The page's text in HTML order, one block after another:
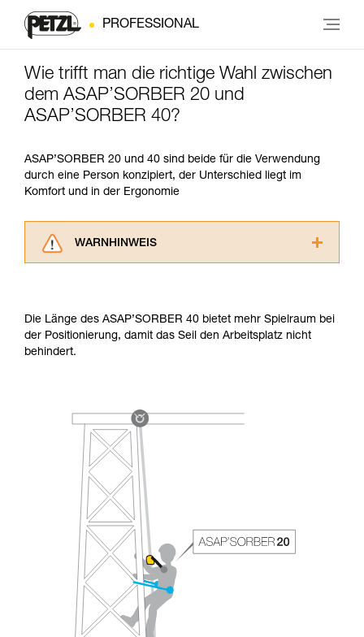
PROFESSIONAL
Wie trifft man die richtige Wahl zwischen
dem ASAP’SORBER 20 und
ASAP’SORBER 40?
ASAP’SORBER 20 und 40 sind beide für die Verwendung
durch eine Person konzipiert, der Unterschied liegt im
Komfort und in der Ergonomie
WARNHINWEIS
ziehen. Um diese Zusatzinformationen
verstehen zu können, müssen Sie zuerst die in
der Gebrauchsanweisung enthaltenen
Training voraus. Prüfen Sie zusammen mit
einem Profi, ob Sie in der Lage sind, den
Vorgang alleine sicher zu wiederholen, bevor
Sie ihn eigenständig durchführen.
Wir geben Beispiele für die mit Ihrer Aktivität
verbundenen Techniken. Möglicherweise gibt es
noch andere Techniken, die hier nicht
beschrieben werden.
Die Länge des ASAP’SORBER 40 bietet mehr Spielraum bei
der Positionierung, damit das Seil den Arbeitsplatz nicht
behindert.